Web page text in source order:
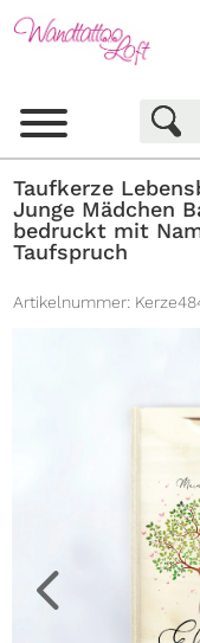
Taufkerze
Junge Mädchen
bedruckt mit
Taufspruch
Artikelnummer: